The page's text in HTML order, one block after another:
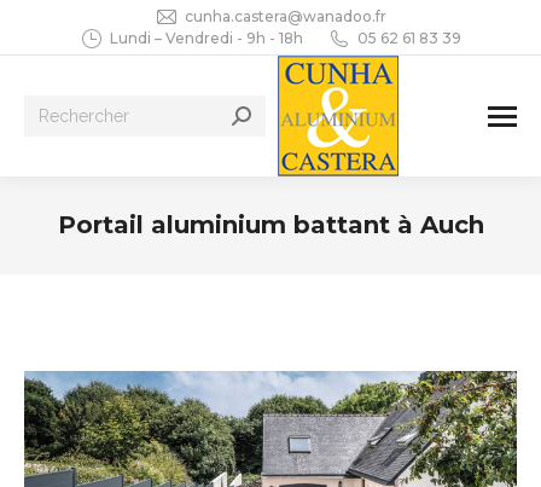
cunha.castera@wanadoo.fr
Lundi – Vendredi - 9h - 18h
05 62 61 83 39
Recherche
Portail aluminium battant à Auch